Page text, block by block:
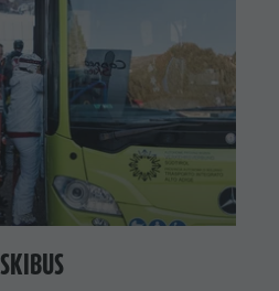
SKIBUS